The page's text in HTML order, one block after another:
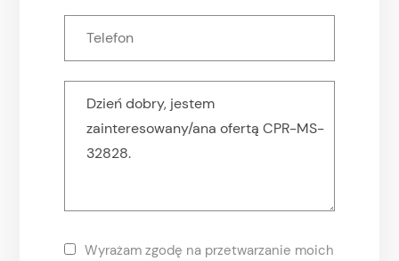
Wyrażam zgodę na przetwarzanie moich